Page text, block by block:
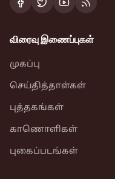
விரைவு இணைப்புகள்
முகப்பு
செய்தித்தாள்கள்
புத்தகங்கள்
காணொளிகள்
புகைப்படங்கள்